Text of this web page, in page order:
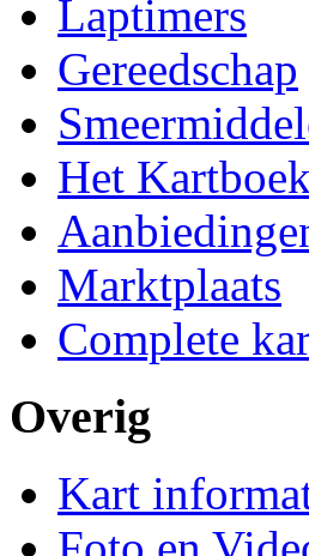
Laptimers
Gereedschap
Het Kartboek
Marktplaats
Complete
Overig
Kart